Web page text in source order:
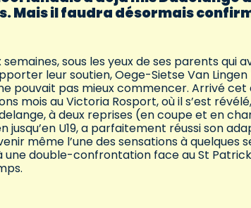
Mais il faudra désormais
sous les yeux de ses parents qui
leur soutien, Oege-Sietse Van
pouvait pas mieux commencer. Arrivé cet
mois au Victoria Rosport, où il s’est
à deux reprises (en coupe et en
U19, a parfaitement réussi son
même l’une des sensations à quelques
double-confrontation face au St